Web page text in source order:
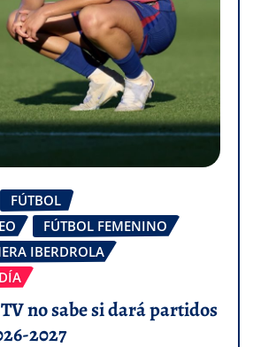
FÚTBOL
FÚTBOL FEMENINO
IBERDROLA
no sabe si dará partidos
2027